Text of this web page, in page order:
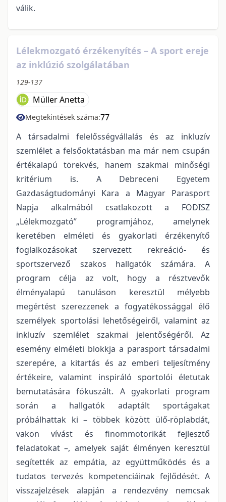
válik.
Lélekmozgató érzékenyítés – A sport ereje
az inklúzió szolgálatában
129-137
Müller Anetta
Megtekintések száma:77
A társadalmi felelősségvállalás és az inkluzív
szemlélet a felsőoktatásban ma már nem csupán
értékalapú törekvés, hanem szakmai minőségi
kritérium is. A Debreceni Egyetem
Gazdaságtudományi Kara a Magyar Parasport
Napja alkalmából csatlakozott a FODISZ
„Lélekmozgató” programjához, amelynek
keretében elméleti és gyakorlati érzékenyítő
foglalkozásokat szervezett rekreáció- és
sportszervező szakos hallgatók számára. A
program célja az volt, hogy a résztvevők
élményalapú tanuláson keresztül mélyebb
megértést szerezzenek a fogyatékossággal élő
személyek sportolási lehetőségeiről, valamint az
inkluzív szemlélet szakmai jelentőségéről. Az
esemény elméleti blokkja a parasport társadalmi
szerepére, a kitartás és az emberi teljesítmény
értékeire, valamint inspiráló sportolói életutak
bemutatására fókuszált. A gyakorlati program
során a hallgatók adaptált sportágakat
próbálhattak ki – többek között ülő-röplabdát,
vakon vívást és finommotorikát fejlesztő
feladatokat –, amelyek saját élményen keresztül
segítették az empátia, az együttműködés és a
tudatos tervezés kompetenciáinak fejlődését. A
visszajelzések alapján a rendezvény nemcsak